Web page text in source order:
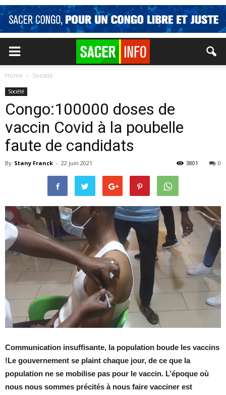
Home Société
Société
Congo:100000 doses de
vaccin Covid à la poubelle
faute de candidats
By Stany Franck - 22 juin 2021 0
3801
Communication insuffisante, la population boude les vaccins
!Le gouvernement se plaint chaque jour, de ce que la
population ne se mobilise pas pour le vaccin. L’époque où
nous nous sommes précités à nous faire vacciner est